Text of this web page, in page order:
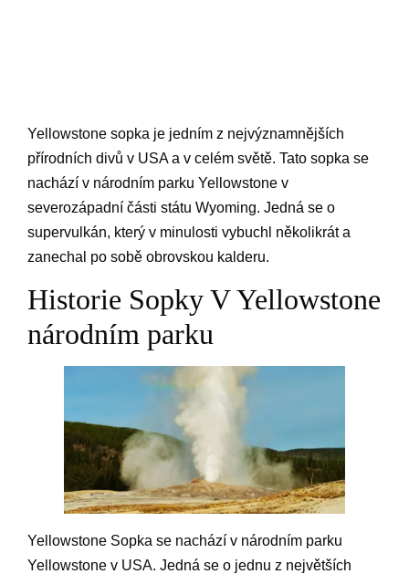
Yellowstone sopka je jedním z nejvýznamnějších
přírodních divů v USA a v celém světě. Tato sopka se
nachází v národním parku Yellowstone v
severozápadní části státu Wyoming. Jedná se o
supervulkán, který v minulosti vybuchl několikrát a
zanechal po sobě obrovskou kalderu.
Historie Sopky V Yellowstone
národním parku
Yellowstone Sopka se nachází v národním parku
Yellowstone v USA. Jedná se o jednu z největších